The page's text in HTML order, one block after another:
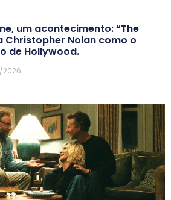
um acontecimento: “The
Christopher Nolan como o
de Hollywood.
2026